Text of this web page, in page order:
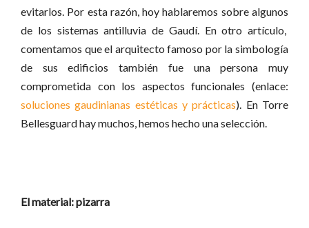
evitarlos. Por esta razón, hoy hablaremos sobre algunos
de los sistemas antilluvia de Gaudí. En otro artículo,
comentamos que el arquitecto famoso por la simbología
de sus edificios también fue una persona muy
comprometida con los aspectos funcionales (enlace:
soluciones gaudinianas estéticas y prácticas). En Torre
Bellesguard hay muchos, hemos hecho una selección.
El material: pizarra